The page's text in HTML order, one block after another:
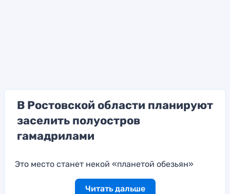
В Ростовской области планируют
заселить полуостров
гамадрилами
Это место станет некой «планетой обезьян»
Читать дальше